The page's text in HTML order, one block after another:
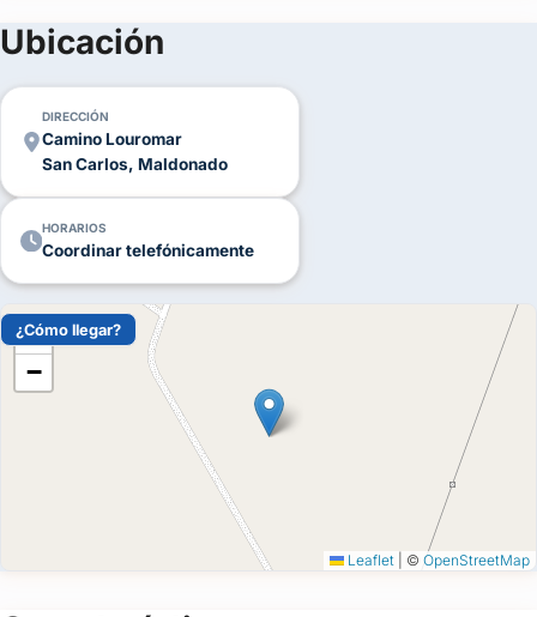
Ubicación
DIRECCIÓN
Camino Louromar
San Carlos, Maldonado
HORARIOS
Coordinar telefónicamente
+
−
Leaflet © OpenStreetMap
¿Cómo llegar?